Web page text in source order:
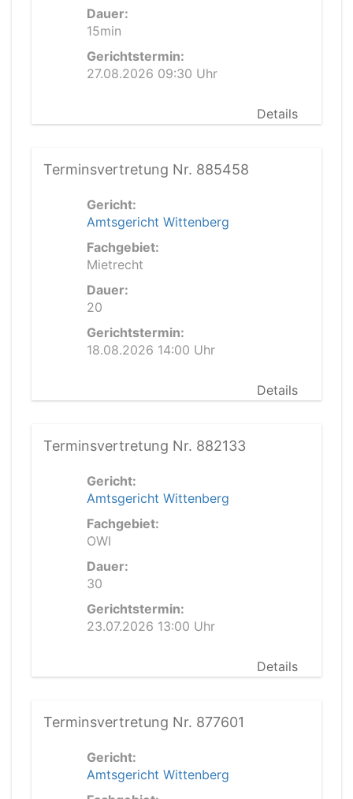
Dauer:
15min
Gerichtstermin:
27.08.2026 09:30 Uhr
Details
Terminsvertretung Nr. 885458
Gericht:
Amtsgericht Wittenberg
Fachgebiet:
Mietrecht
Dauer:
20
Gerichtstermin:
18.08.2026 14:00 Uhr
Details
Terminsvertretung Nr. 882133
Gericht:
Amtsgericht Wittenberg
Fachgebiet:
OWI
Dauer:
30
Gerichtstermin:
23.07.2026 13:00 Uhr
Details
Terminsvertretung Nr. 877601
Gericht:
Amtsgericht Wittenberg